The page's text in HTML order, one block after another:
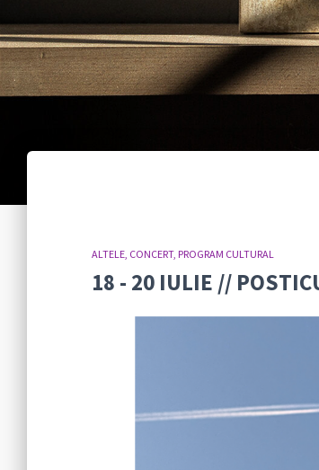
ALTELE CONCERT PROGRAM CULTURAL
18 - 20 IULIE //